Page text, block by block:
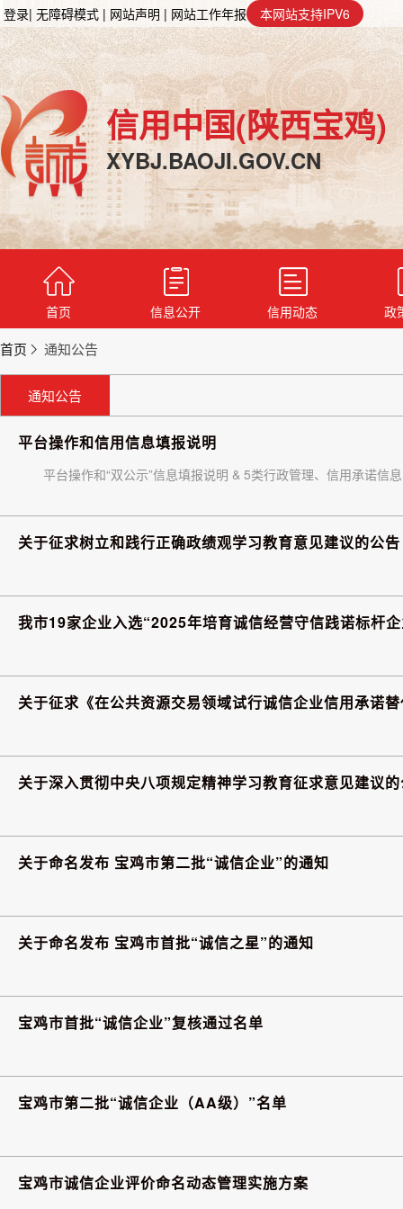
登录| 无障碍模式 | 网站声明 | 网站工作年报 本网站支持IPV6
信用中国(陕西宝鸡)
XYBJ.BAOJI.GOV.CN
首页 信息公开 信用动态 政
首页 通知公告
通知公告
平台操作和信用信息填报说明
平台操作和“双公示”信息填报说明 & 5类行政管理、信用承诺信
关于征求树立和践行正确政绩观学习教育意见建议的公告
我市19家企业入选“2025年培育诚信经营守信践诺标杆
关于征求《在公共资源交易领域试行诚信企业信用承诺
关于深入贯彻中央八项规定精神学习教育征求意见建议
关于命名发布 宝鸡市第二批“诚信企业”的通知
关于命名发布 宝鸡市首批“诚信之星”的通知
宝鸡市首批“诚信企业”复核通过名单
宝鸡市第二批“诚信企业（AA级）”名单
宝鸡市诚信企业评价命名动态管理实施方案